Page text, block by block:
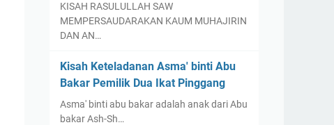
KISAH RASULULLAH SAW
MEMPERSAUDARAKAN KAUM MUHAJIRIN
DAN AN…
Kisah Keteladanan Asma' binti Abu
Bakar Pemilik Dua Ikat Pinggang
Asma' binti abu bakar adalah anak dari Abu
bakar Ash-Sh…